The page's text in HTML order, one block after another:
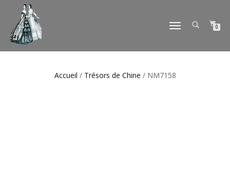
DÉPLIER
0
Accueil / Trésors de Chine / NM7158